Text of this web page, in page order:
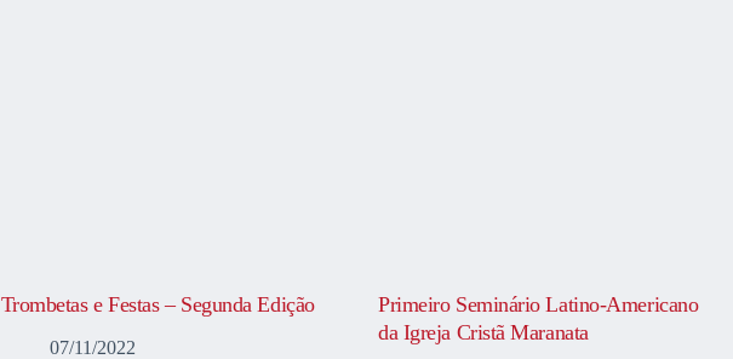
Trombetas e Festas – Segunda Edição
07/11/2022
Primeiro Seminário Latino-Americano
da Igreja Cristã Maranata